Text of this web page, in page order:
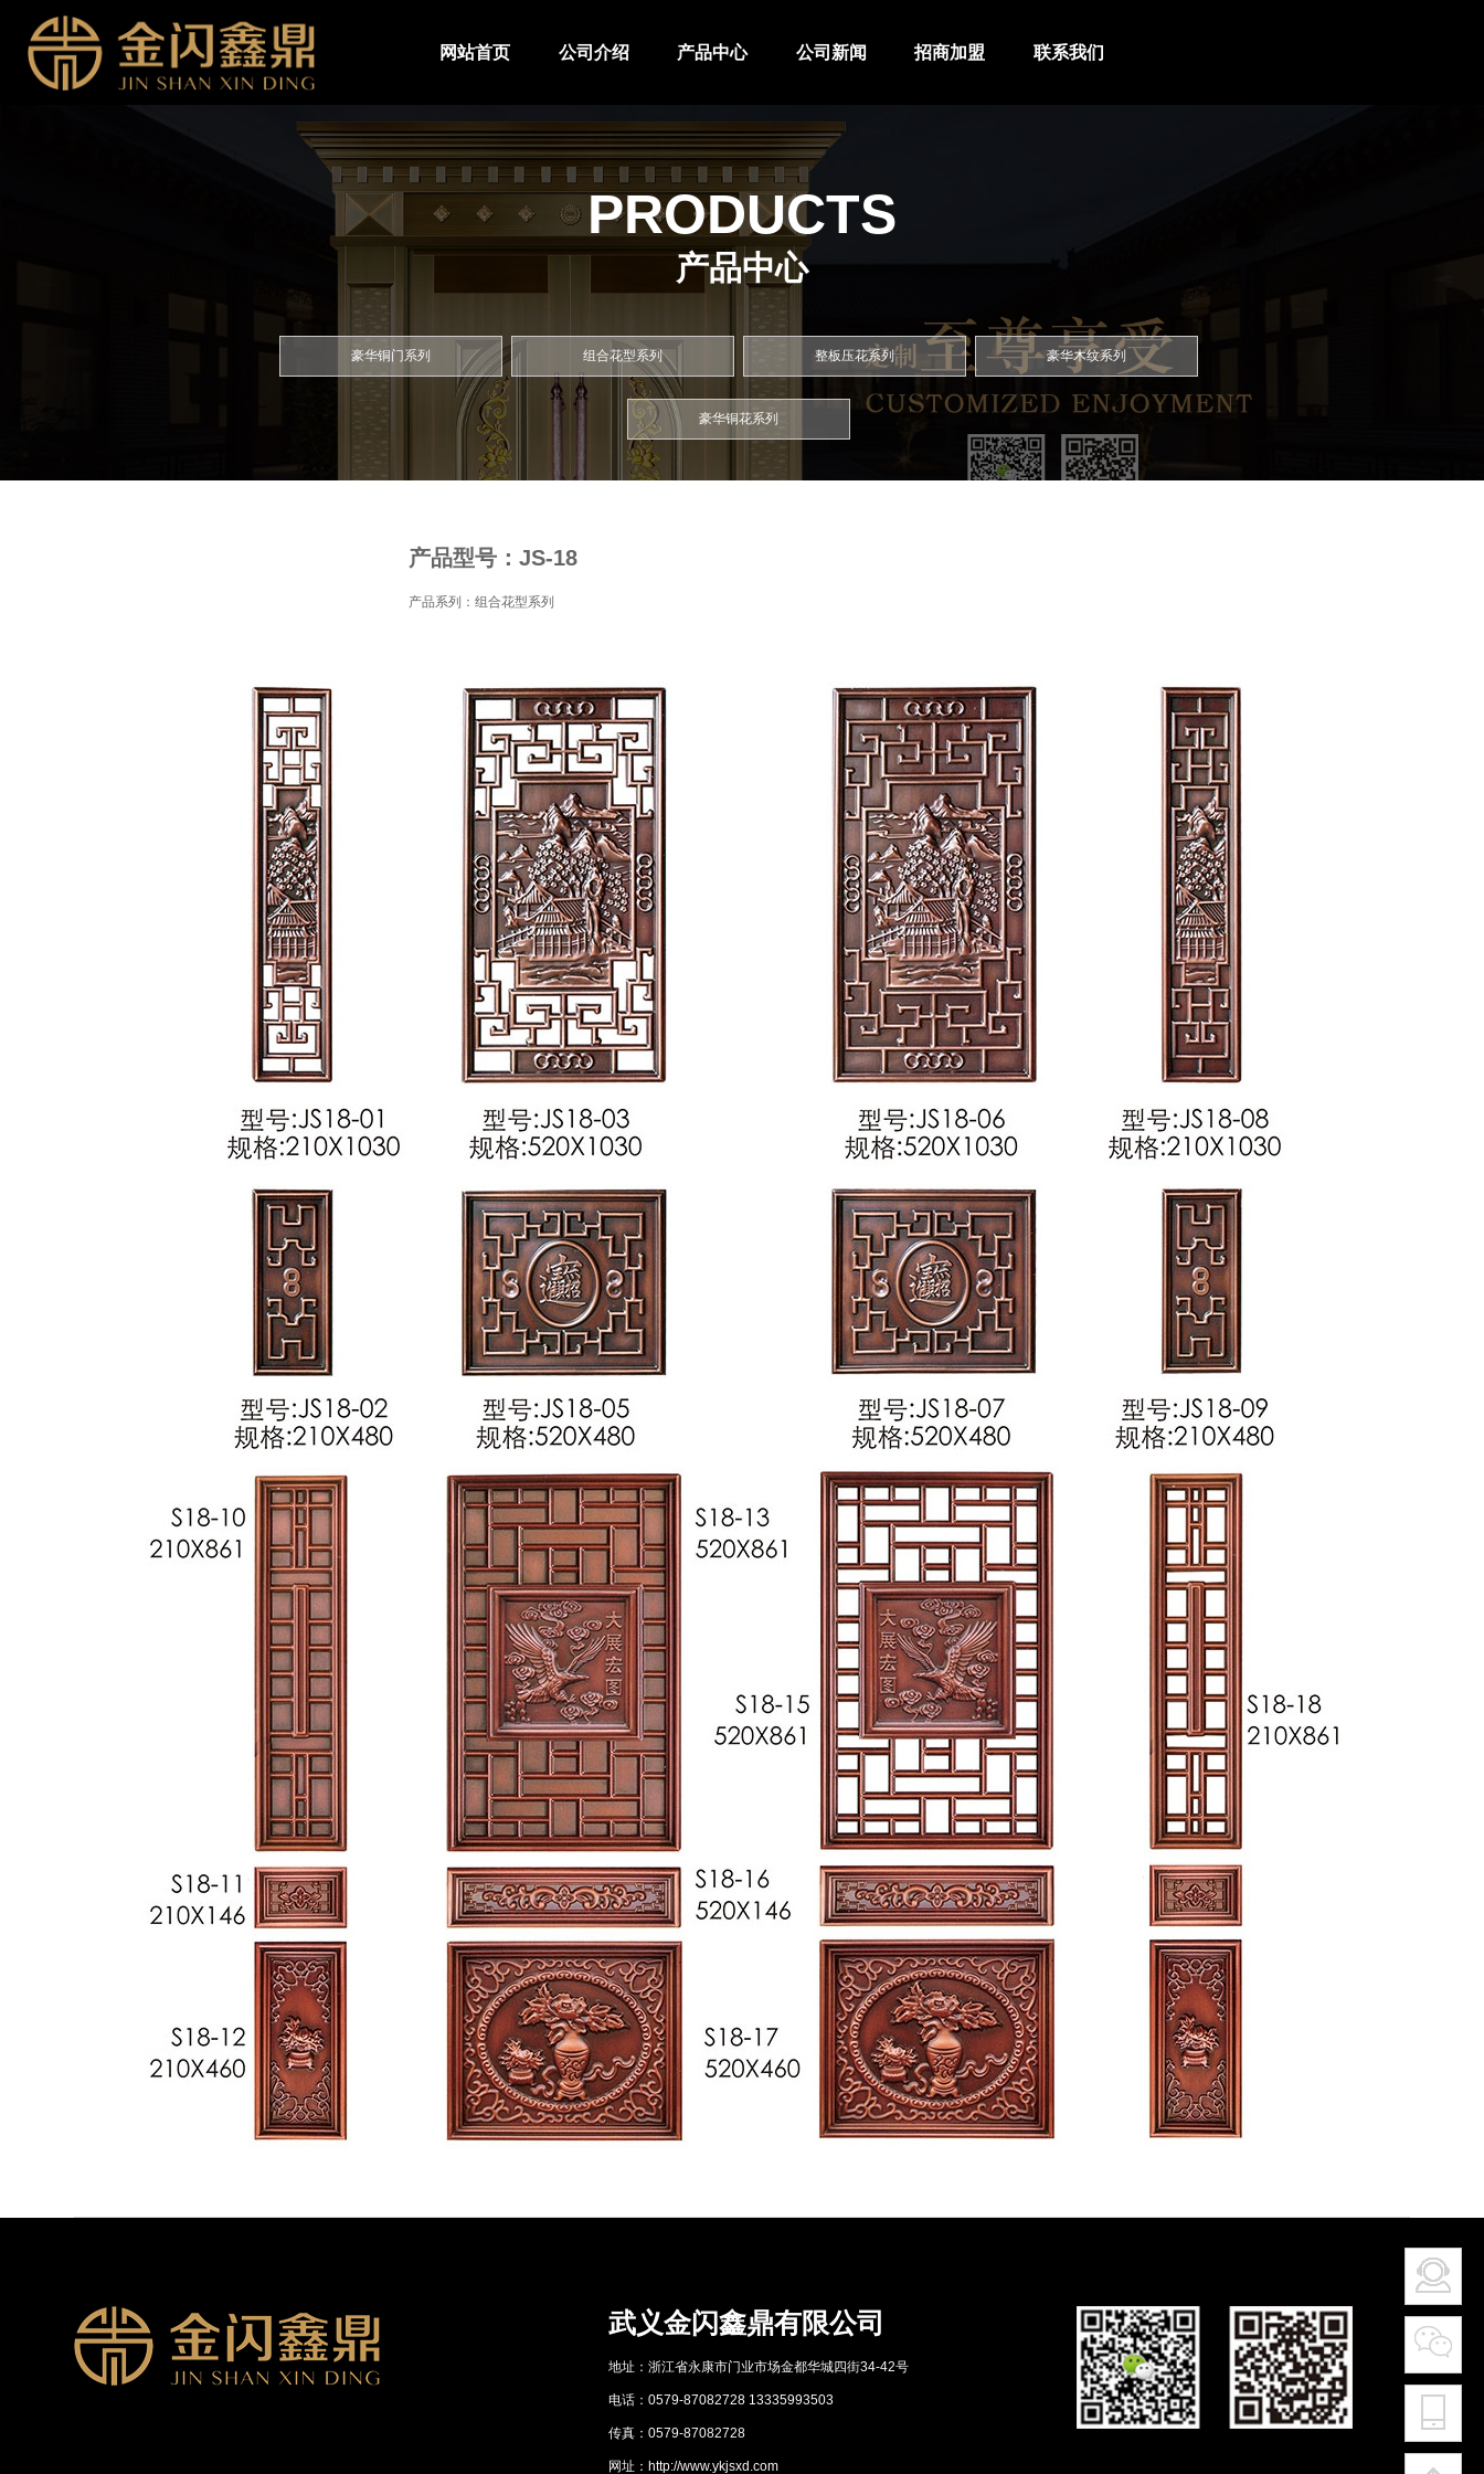
网站首页 公司介绍 产品中心 公司新闻 招商加盟 联系我们
PRODUCTS
产品中心
豪华铜门系列 组合花型系列 整板压花系列 豪华木纹系列
豪华铜花系列
产品型号：JS-18
产品系列：组合花型系列
武义金闪鑫鼎有限公司
地址：浙江省永康市门业市场金都华城四街34-42号
电话：0579-87082728 13335993503
传真：0579-87082728
网址：http://www.ykjsxd.com